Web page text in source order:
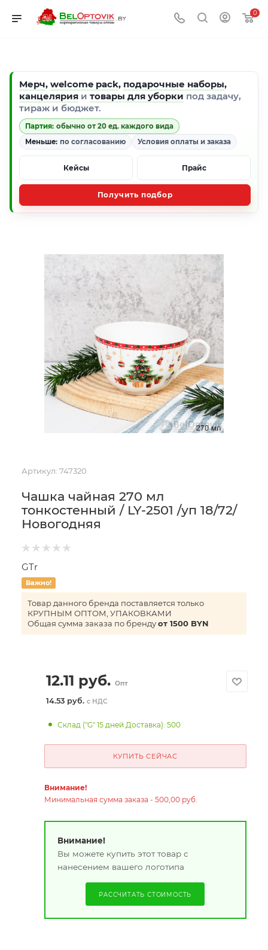
0
Мерч, welcome pack, подарочные наборы,
канцелярия и товары для уборки под задачу,
тираж и бюджет.
Партия: обычно от 20 ед. каждого вида
Меньше: по согласованию Условия оплаты и заказа
Кейсы Прайс
Получить подбор
Артикул: 747320
Чашка чайная 270 мл
тонкостенный / LY-2501 /уп 18/72/
Новогодняя
GTr
Важно!
Товар данного бренда поставляется только
КРУПНЫМ ОПТОМ, УПАКОВКАМИ
Общая сумма заказа по брендуот 1500 BYN
12.11 руб. Опт
14.53 руб. с НДС
Склад ("G" 15 дней Доставка): 500
КУПИТЬ СЕЙЧАС
Внимание!
Минимальная сумма заказа - 500,00 руб.
Внимание!
Вы можете купить этот товар с
нанесением вашего логотипа
РАССЧИТАТЬ СТОИМОСТЬ